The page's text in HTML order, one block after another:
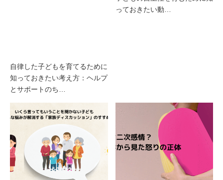
自律した子どもを育てるために
知っておきたい考え方：ヘルプ
とサポートのち…
っておきたい動…